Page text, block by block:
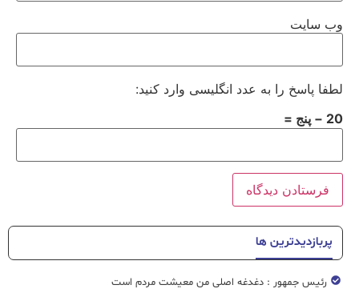
وب‌ سایت
لطفا پاسخ را به عدد انگلیسی وارد کنید:
20 − پنج =
پربازدیدترین ها
رئیس جمهور : دغدغه اصلی من معیشت مردم است